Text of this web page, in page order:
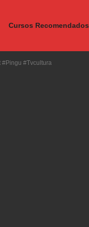
Cursos Recomendados
#pingu #tvcultura